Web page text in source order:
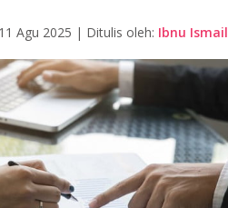
Agu 2025 | Ditulis oleh: Ibnu Ismail